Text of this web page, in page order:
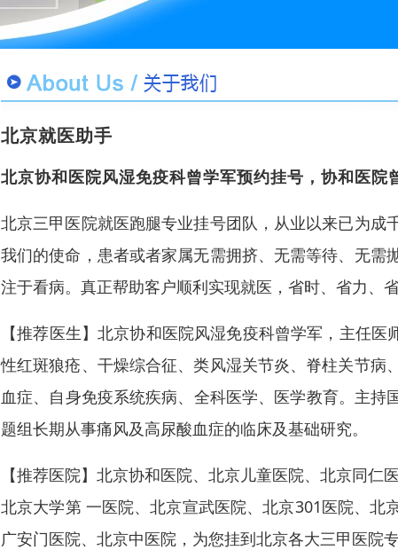
北京就医助手
北京协和医院风湿免疫科曾学军预约挂号，协和医院
北京三甲医院就医跑腿专业挂号团队，从业以来已为
我们的使命， 患者或者家属无需拥挤、无需等待、无需
注于看病。 真正帮助客户顺利实现就医，省时、省力、省
【推荐医生】北京协和医院风湿免疫科曾学军，主任
性红斑狼疮、干燥综合征、类风湿关节炎、脊柱关节
血症、自身免疫系统疾病、全科医学、医学教育。主
题组长期从事痛风及高尿酸血症的临床及基础研究。
【推荐医院】北京协和医院、北京儿童医院、北京同仁
北京大学第 一医院、北京宣武医院、北京301医院、
广安门医院、北京中医院，为您挂到北京各大三甲医院